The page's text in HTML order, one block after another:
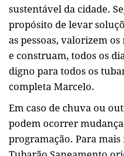
sustentável da cidade.
propósito de levar
as pessoas, valorizem
e construam, todos os
digno para todos os
completa Marcelo.
Em caso de chuva ou
podem ocorrer
programação. Para